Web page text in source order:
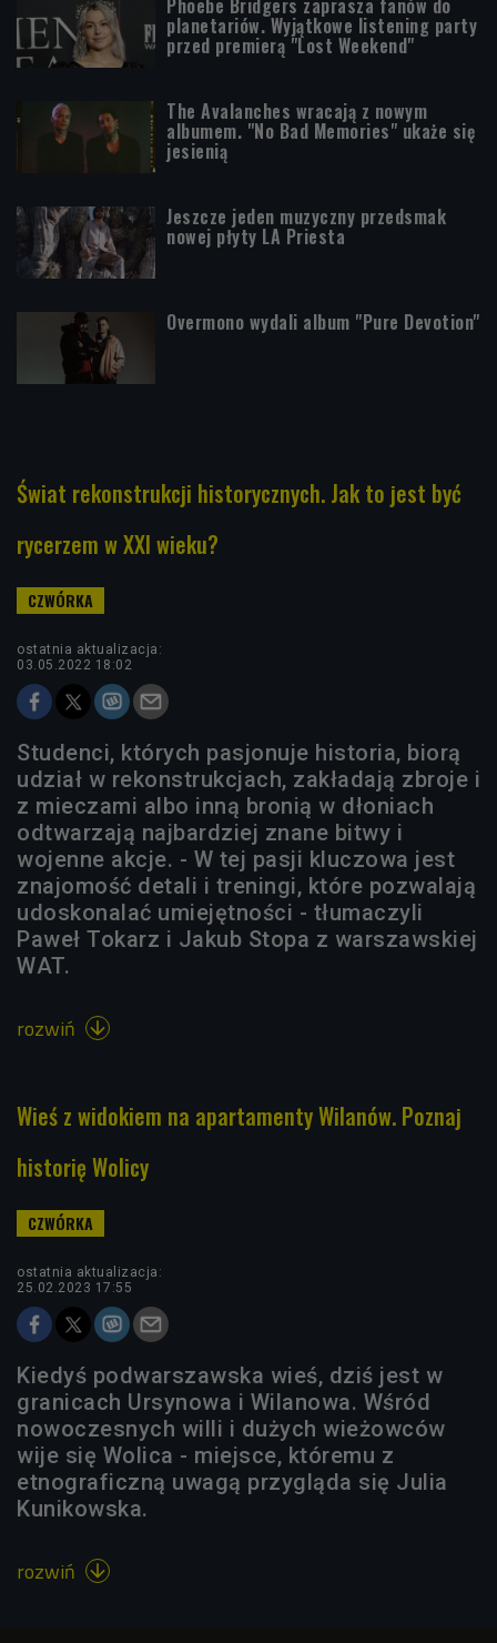
Phoebe Bridgers zaprasza fanów do
planetariów. Wyjątkowe listening party
przed premierą "Lost Weekend"
The Avalanches wracają z nowym
albumem. "No Bad Memories" ukaże się
jesienią
Jeszcze jeden muzyczny przedsmak
nowej płyty LA Priesta
Overmono wydali album "Pure Devotion"
Świat rekonstrukcji historycznych. Jak to jest być
rycerzem w XXI wieku?
ostatnia aktualizacja:
03.05.2022 18:02
Studenci, których pasjonuje historia, biorą
udział w rekonstrukcjach, zakładają zbroje i
z mieczami albo inną bronią w dłoniach
odtwarzają najbardziej znane bitwy i
wojenne akcje. - W tej pasji kluczowa jest
znajomość detali i treningi, które pozwalają
udoskonalać umiejętności - tłumaczyli
Paweł Tokarz i Jakub Stopa z warszawskiej
WAT.
rozwiń 
Wieś z widokiem na apartamenty Wilanów. Poznaj
historię Wolicy
ostatnia aktualizacja:
25.02.2023 17:55
Kiedyś podwarszawska wieś, dziś jest w
granicach Ursynowa i Wilanowa. Wśród
nowoczesnych willi i dużych wieżowców
wije się Wolica - miejsce, któremu z
etnograficzną uwagą przygląda się Julia
Kunikowska.
rozwiń 